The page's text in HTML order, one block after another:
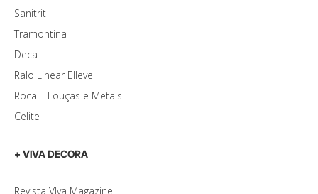
Sanitrit
Tramontina
Deca
Ralo Linear Elleve
Roca – Louças e Metais
Celite
+ VIVA DECORA
Revista VIva Magazine